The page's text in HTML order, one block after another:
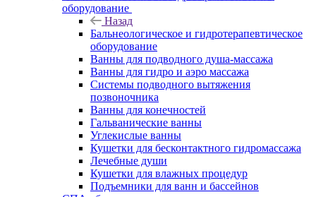
оборудование
Назад
Бальнеологическое и гидротерапевтическое
оборудование
Ванны для подводного душа-массажа
Ванны для гидро и аэро массажа
Системы подводного вытяжения
позвоночника
Ванны для конечностей
Гальванические ванны
Углекислые ванны
Кушетки для бесконтактного гидромассажа
Лечебные души
Кушетки для влажных процедур
Подъемники для ванн и бассейнов